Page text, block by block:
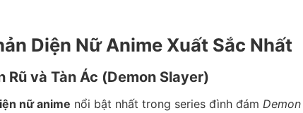
Diện Nữ Anime Xuất Sắc Nhất
Rũ và Tàn Ác (Demon Slayer)
nữ anime nổi bật nhất trong series đình đám Demon